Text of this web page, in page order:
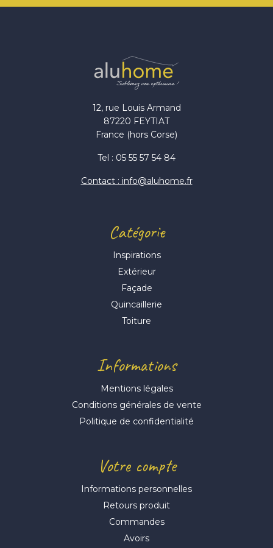
12, rue Louis Armand
87220 FEYTIAT
France (hors Corse)
Tel : 05 55 57 54 84
Contact : info@aluhome.fr
Votre compte
Informations personnelles
Retours produit
Commandes
Avoirs
Catégorie
Inspirations
Extérieur
Façade
Quincaillerie
Toiture
Informations
Mentions légales
Conditions générales de vente
Politique de confidentialité